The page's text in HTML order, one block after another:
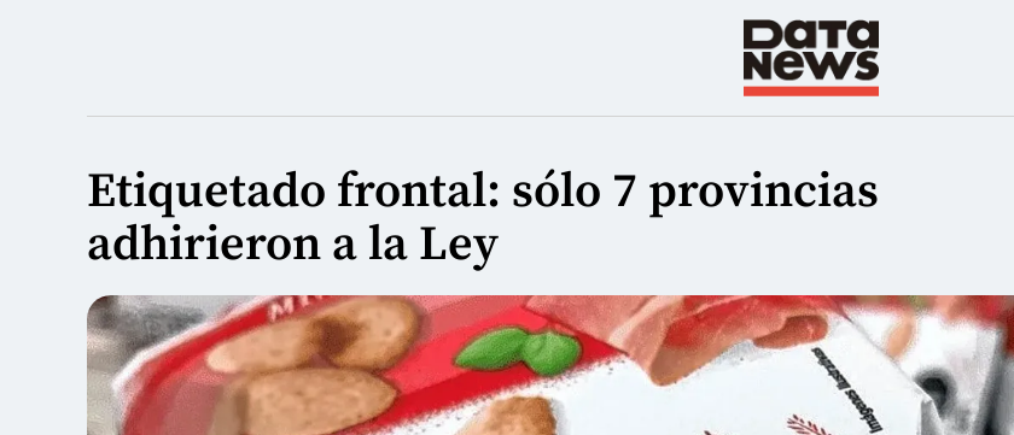
Etiquetado frontal: sólo 7 provincias
adhirieron a la Ley